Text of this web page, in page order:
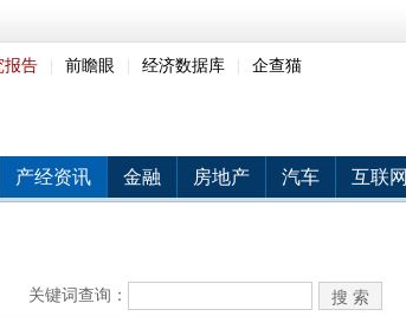
报告 前瞻眼 经济数据库 企查猫
产经资讯 金融 房地产 汽车 互联网
关键词查询：